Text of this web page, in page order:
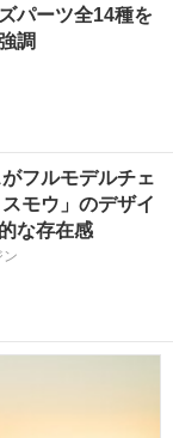
パーツ全14種を
調
フルモデルチェ
モウ」のデザイ
な存在感